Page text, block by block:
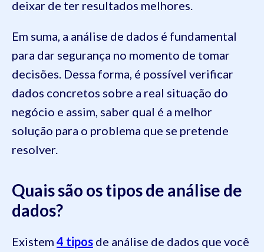
deixar de ter resultados melhores.
Em suma, a análise de dados é fundamental
para dar segurança no momento de tomar
decisões. Dessa forma, é possível verificar
dados concretos sobre a real situação do
negócio e assim, saber qual é a melhor
solução para o problema que se pretende
resolver.
Quais são os tipos de análise de
dados?
Existem 4 tipos de análise de dados que você